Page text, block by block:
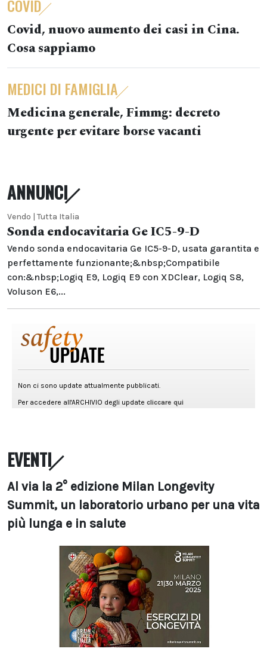
COVID
Covid, nuovo aumento dei casi in Cina.
Cosa sappiamo
MEDICI DI FAMIGLIA
Medicina generale, Fimmg: decreto
urgente per evitare borse vacanti
ANNUNCI
Vendo | Tutta Italia
Sonda endocavitaria Ge IC5-9-D
Vendo sonda endocavitaria Ge IC5-9-D, usata garantita e
perfettamente funzionante;&nbsp;Compatibile
con:&nbsp;Logiq E9, Logiq E9 con XDClear, Logiq S8,
Voluson E6,...
EVENTI
Al via la 2° edizione Milan Longevity
Summit, un laboratorio urbano per una vita
più lunga e in salute